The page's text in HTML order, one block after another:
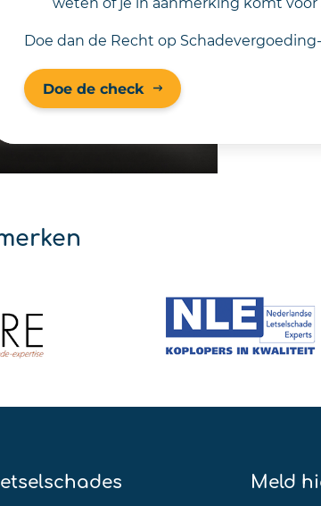
Doe dan de Recht op
Doe de check
Meld